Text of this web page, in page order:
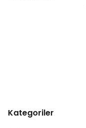
Kategoriler